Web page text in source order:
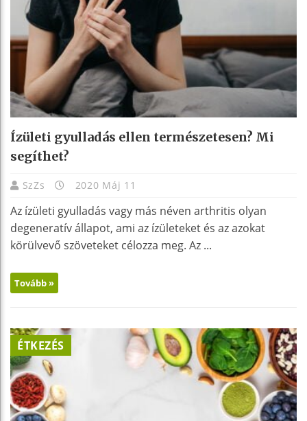
Ízületi gyulladás ellen természetesen? Mi
segíthet?
SzZs 2020 Máj 11
Az ízületi gyulladás vagy más néven arthritis olyan
degeneratív állapot, ami az ízületeket és az azokat
körülvevő szöveteket célozza meg. Az ...
Tovább »
ÉTKEZÉS